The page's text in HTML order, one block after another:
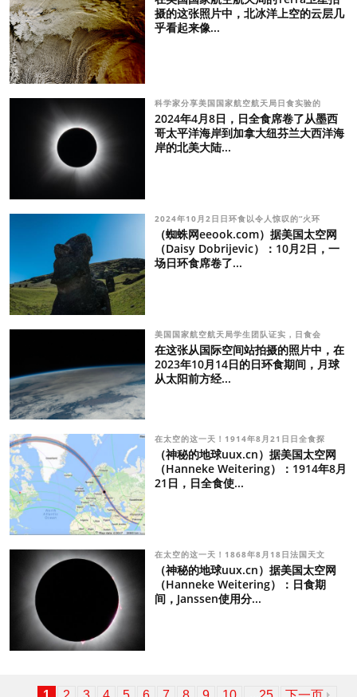
摄的这张照片中，北冰洋上空的云层几
乎看起来像...
科学家分享美国国家航空航天局日食实验的
2024年4月8日，日全食席卷了从墨西
哥太平洋海岸到加拿大纽芬兰大西洋海
岸的北美大陆...
2024年10月2日日环食以令人惊叹的“火环
（蜘蛛网eeook.com）据美国太空网
（Daisy Dobrijevic）：10月2日，一
场日环食席卷了...
美国国家航空航天局学生团队证实，日食会
在这张从国际空间站拍摄的照片中，在
2023年10月14日的日环食期间，月球
从太阳前方经...
在太空的这一天！1914年8月21日日全食探
（神秘的地球uux.cn）据美国太空网
（Hanneke Weitering）：1914年8月
21日，日全食使...
在太空的这一天！1868年8月18日法国天文
（神秘的地球uux.cn）据美国太空网
（Hanneke Weitering）：日食期
间，Janssen使用分...